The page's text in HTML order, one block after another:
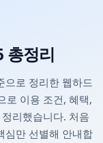
총정리
으로 정리한 웹하드
로 이용 조건, 혜택,
리했습니다. 처음
심만 선별해 안내합